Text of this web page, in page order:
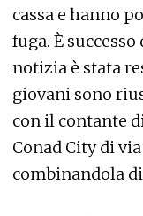
cassa e hanno
fuga. È
notizia è stata
giovani sono
con il contante
Conad City di
combinandola